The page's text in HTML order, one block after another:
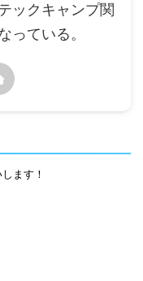
ックキャンプ関
っている。
ます！